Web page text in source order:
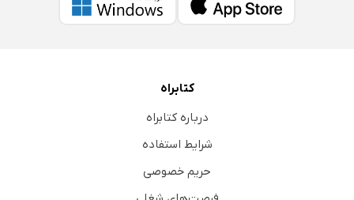
کتابراه
درباره کتابراه
شرایط استفاده
حریم خصوصی